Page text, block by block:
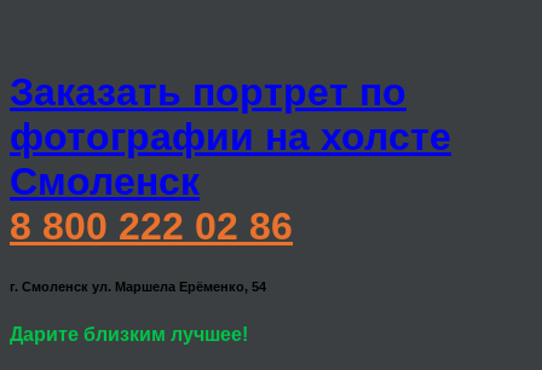
Заказать портрет по
фотографии на холсте
Смоленск
8 800 222 02 86
г. Смоленск ул. Маршела Ерёменко, 54
Дарите близким лучшее!